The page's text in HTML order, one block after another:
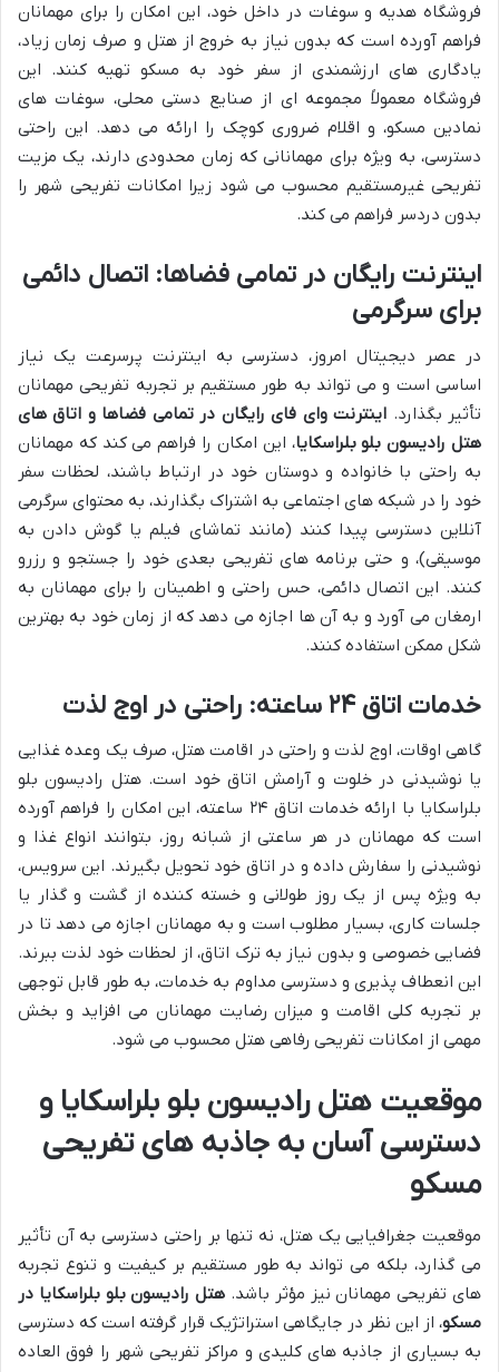
فروشگاه هدیه و سوغات در داخل خود، این امکان را برای مهمانان
فراهم آورده است که بدون نیاز به خروج از هتل و صرف زمان زیاد،
یادگاری های ارزشمندی از سفر خود به مسکو تهیه کنند. این
فروشگاه معمولاً مجموعه ای از صنایع دستی محلی، سوغات های
نمادین مسکو، و اقلام ضروری کوچک را ارائه می دهد. این راحتی
دسترسی، به ویژه برای مهمانانی که زمان محدودی دارند، یک مزیت
تفریحی غیرمستقیم محسوب می شود زیرا امکانات تفریحی شهر را
بدون دردسر فراهم می کند.
اینترنت رایگان در تمامی فضاها: اتصال دائمی
برای سرگرمی
در عصر دیجیتال امروز، دسترسی به اینترنت پرسرعت یک نیاز
اساسی است و می تواند به طور مستقیم بر تجربه تفریحی مهمانان
تأثیر بگذارد. اینترنت وای فای رایگان در تمامی فضاها و اتاق های
هتل رادیسون بلو بلراسکایا، این امکان را فراهم می کند که مهمانان
به راحتی با خانواده و دوستان خود در ارتباط باشند، لحظات سفر
خود را در شبکه های اجتماعی به اشتراک بگذارند، به محتوای سرگرمی
آنلاین دسترسی پیدا کنند (مانند تماشای فیلم یا گوش دادن به
موسیقی)، و حتی برنامه های تفریحی بعدی خود را جستجو و رزرو
کنند. این اتصال دائمی، حس راحتی و اطمینان را برای مهمانان به
ارمغان می آورد و به آن ها اجازه می دهد که از زمان خود به بهترین
شکل ممکن استفاده کنند.
خدمات اتاق ۲۴ ساعته: راحتی در اوج لذت
گاهی اوقات، اوج لذت و راحتی در اقامت هتل، صرف یک وعده غذایی
یا نوشیدنی در خلوت و آرامش اتاق خود است. هتل رادیسون بلو
بلراسکایا با ارائه خدمات اتاق ۲۴ ساعته، این امکان را فراهم آورده
است که مهمانان در هر ساعتی از شبانه روز، بتوانند انواع غذا و
نوشیدنی را سفارش داده و در اتاق خود تحویل بگیرند. این سرویس،
به ویژه پس از یک روز طولانی و خسته کننده از گشت و گذار یا
جلسات کاری، بسیار مطلوب است و به مهمانان اجازه می دهد تا در
فضایی خصوصی و بدون نیاز به ترک اتاق، از لحظات خود لذت ببرند.
این انعطاف پذیری و دسترسی مداوم به خدمات، به طور قابل توجهی
بر تجربه کلی اقامت و میزان رضایت مهمانان می افزاید و بخش
مهمی از امکانات تفریحی رفاهی هتل محسوب می شود.
موقعیت هتل رادیسون بلو بلراسکایا و
دسترسی آسان به جاذبه های تفریحی
مسکو
موقعیت جغرافیایی یک هتل، نه تنها بر راحتی دسترسی به آن تأثیر
می گذارد، بلکه می تواند به طور مستقیم بر کیفیت و تنوع تجربه
های تفریحی مهمانان نیز مؤثر باشد. هتل رادیسون بلو بلراسکایا در
مسکو، از این نظر در جایگاهی استراتژیک قرار گرفته است که دسترسی
به بسیاری از جاذبه های کلیدی و مراکز تفریحی شهر را فوق العاده